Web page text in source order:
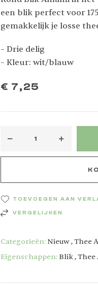
een blik perfect voor
gemakkelijk je losse
houdbaar blijft. Ook in
set!
– Drie delig
– Kleur: wit/blauw
€ 7,25
TOEVOEGEN AAN
VERGELIJKEN
Categorieën: Nieuw,Thee
Eigenschappen: Blik,Thee